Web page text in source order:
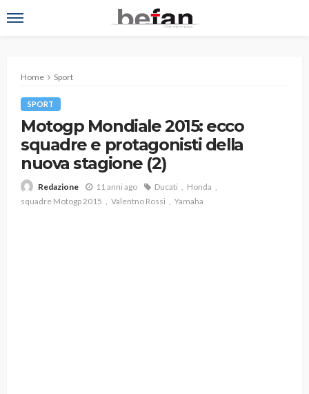
Home Sport
SPORT
Motogp Mondiale 2015: ecco
squadre e protagonisti della
nuova stagione (2)
Redazione 11 anni ago Ducati
Honda
squadre Motogp 2015
Valentno Rossi Yamaha